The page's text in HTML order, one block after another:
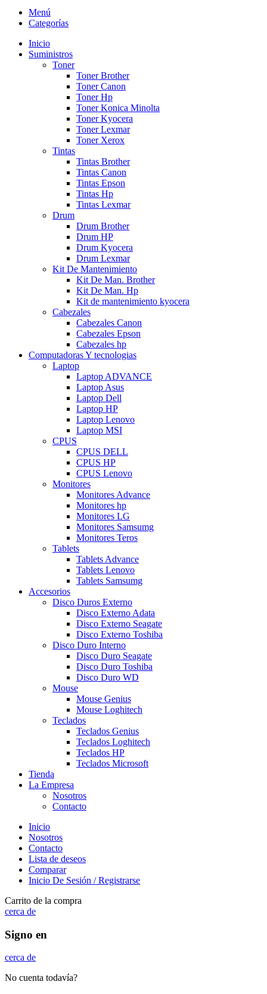
Menú
Categorías
Inicio
Suministros
Toner
Toner Brother
Toner Canon
Toner Hp
Toner Konica Minolta
Toner Kyocera
Toner Lexmar
Toner Xerox
Tintas
Tintas Brother
Tintas Canon
Tintas Epson
Tintas Hp
Tintas Lexmar
Drum
Drum Brother
Drum HP
Drum Kyocera
Drum Lexmar
Kit De Mantenimiento
Kit De Man. Brother
Kit De Man. Hp
Kit de mantenimiento kyocera
Cabezales
Cabezales Canon
Cabezales Epson
Cabezales hp
Computadoras Y tecnologias
Laptop
Laptop ADVANCE
Laptop Asus
Laptop Dell
Laptop HP
Laptop Lenovo
Laptop MSI
CPUS
CPUS DELL
CPUS HP
CPUS Lenovo
Monitores
Monitores Advance
Monitores hp
Monitores LG
Monitores Samsumg
Monitores Teros
Tablets
Tablets Advance
Tablets Lenovo
Tablets Samsumg
Accesorios
Disco Duros Externo
Disco Externo Adata
Disco Externo Seagate
Disco Externo Toshiba
Disco Duro Interno
Disco Duro Seagate
Disco Duro Toshiba
Disco Duro WD
Mouse
Mouse Genius
Mouse Loghitech
Teclados
Teclados Genius
Teclados Loghitech
Teclados HP
Teclados Microsoft
Tienda
La Empresa
Nosotros
Contacto
Inicio
Nosotros
Contacto
Lista de deseos
Comparar
Inicio De Sesión / Registrarse
Carrito de la compra
cerca de
Signo en
cerca de
No cuenta todavía?